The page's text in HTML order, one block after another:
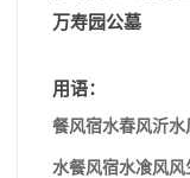
万寿园公墓
用语：
餐风宿水春风沂
水餐风宿水飡风